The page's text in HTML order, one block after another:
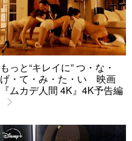
もっと“キレイに” つ・な・
げ・て・み・た・い 映画
『ムカデ人間 4K』4K予告編